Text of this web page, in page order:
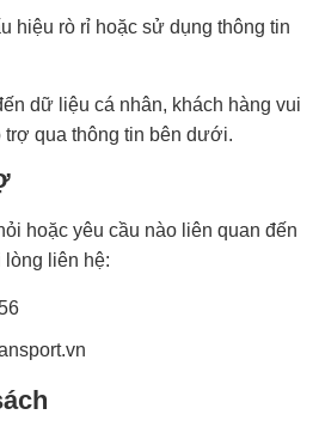
hiệu rò rỉ hoặc sử dụng thông tin
dữ liệu cá nhân, khách hàng vui
trợ qua thông tin bên dưới.
hoặc yêu cầu nào liên quan đến
lòng liên hệ: